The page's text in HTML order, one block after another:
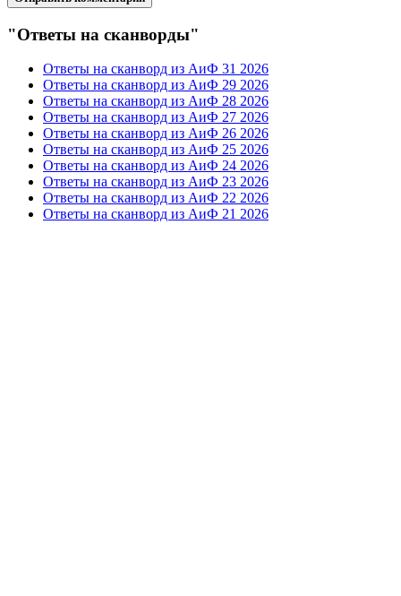
"Ответы на сканворды"
Ответы на сканворд из АиФ 31 2026
Ответы на сканворд из АиФ 29 2026
Ответы на сканворд из АиФ 28 2026
Ответы на сканворд из АиФ 27 2026
Ответы на сканворд из АиФ 26 2026
Ответы на сканворд из АиФ 25 2026
Ответы на сканворд из АиФ 24 2026
Ответы на сканворд из АиФ 23 2026
Ответы на сканворд из АиФ 22 2026
Ответы на сканворд из АиФ 21 2026